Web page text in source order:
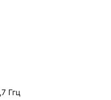
Ггц